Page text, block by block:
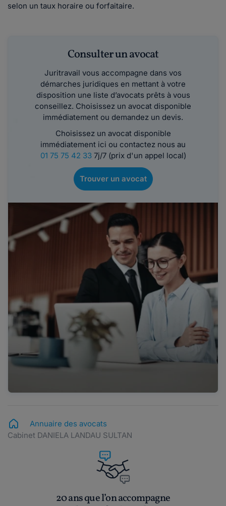
selon un taux horaire ou forfaitaire.
Consulter un avocat
Juritravail vous accompagne dans vos
démarches juridiques en mettant à votre
disposition une liste d’avocats prêts à vous
conseillez. Choisissez un avocat disponible
immédiatement ou demandez un devis.
Choisissez un avocat disponible
immédiatement ici ou contactez nous au
01 75 75 42 337j/7 (prix d'un appel local)
Trouver un avocat
Annuaire des avocats
Cabinet DANIELA LANDAU SULTAN
20 ans que l’on accompagne